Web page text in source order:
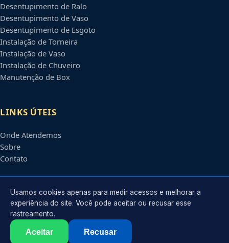
Desentupimento de Ralo
Desentupimento de Vaso
Desentupimento de Esgoto
Instalação de Torneira
Instalação de Vaso
Instalação de Chuveiro
Manutenção de Box
LINKS ÚTEIS
Onde Atendemos
Sobre
Contato
CONTATO
Atendimento em
contato@encanadoresribeiraopreto.com.br
2026 Encanador emRibeirão Preto . Todos os direitos reservados.
Usamos cookies apenas para medir acessos e melhorar a
experiência do site. Você pode aceitar ou recusar esse
rastreamento.
Aceitar Recusar